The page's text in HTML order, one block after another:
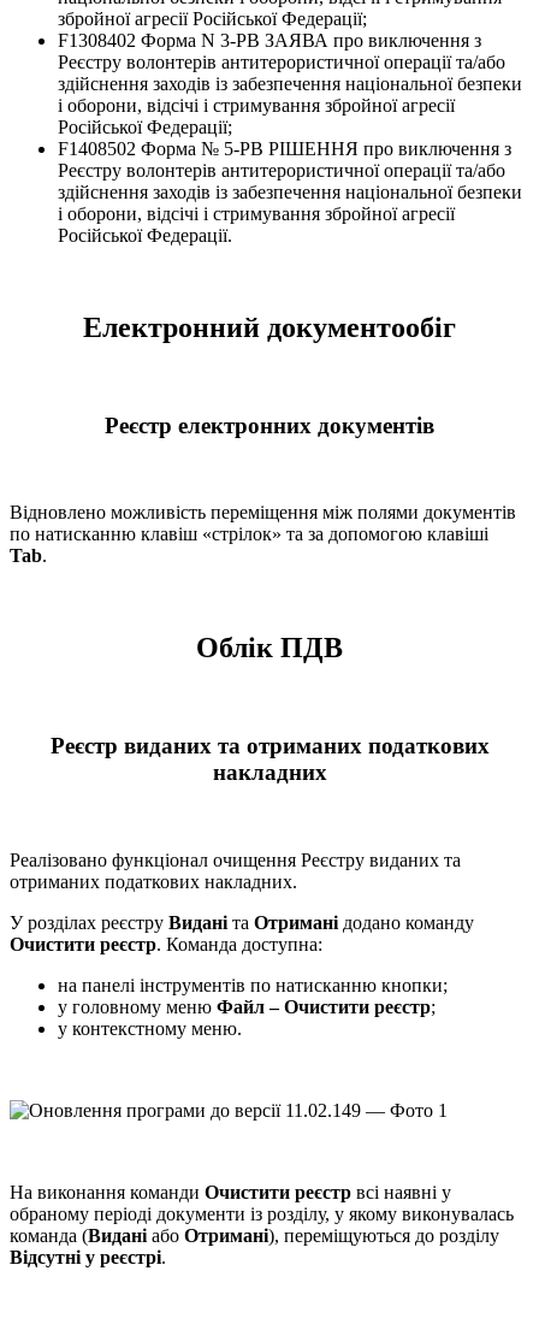
збройної агресії Російської Федерації;
F1308402 Форма N 3-РВ ЗАЯВА про виключення з
Реєстру волонтерів антитерористичної операції та/або
здійснення заходів із забезпечення національної безпеки
і оборони, відсічі і стримування збройної агресії
Російської Федерації;
F1408502 Форма № 5-РВ РІШЕННЯ про виключення з
Реєстру волонтерів антитерористичної операції та/або
здійснення заходів із забезпечення національної безпеки
і оборони, відсічі і стримування збройної агресії
Російської Федерації.
Електронний документообіг
Реєстр електронних документів
Відновлено можливість переміщення між полями документів
по натисканню клавіш «стрілок» та за допомогою клавіші
Tab.
Облік ПДВ
Реєстр виданих та отриманих податкових
накладних
Реалізовано функціонал очищення Реєстру виданих та
отриманих податкових накладних.
У розділах реєстру Видані та Отримані додано команду
Очистити реєстр. Команда доступна:
на панелі інструментів по натисканню кнопки;
у головному меню Файл – Очистити реєстр;
у контекстному меню.
На виконання команди Очистити реєстр всі наявні у
обраному періоді документи із розділу, у якому виконувалась
команда (Видані або Отримані), переміщуються до розділу
Відсутні у реєстрі.